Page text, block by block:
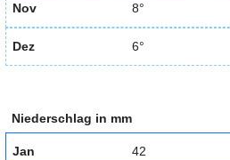
Nov 8°
Dez 6°
Niederschlag in mm
Jan 42